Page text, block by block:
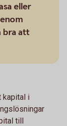
eller
bra att
kapital i
till